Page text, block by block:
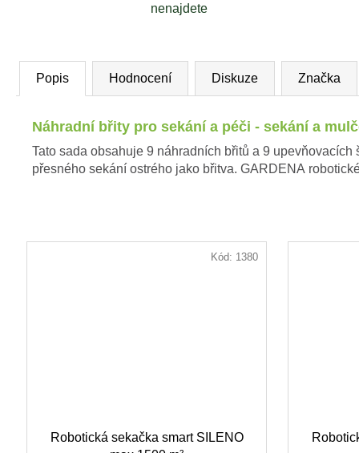
nenajdete
Popis Hodnocení Diskuze Značka
Náhradní břity pro sekání a péči - sekání a
Tato sada obsahuje 9 náhradních břitů a 9
přesného sekání ostrého jako břitva. GARDENA
Robotická sekačka smart SILENO
Kód: 1380